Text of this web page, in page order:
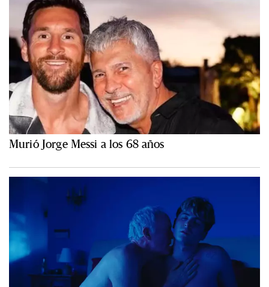
Murió Jorge Messi a los 68 años